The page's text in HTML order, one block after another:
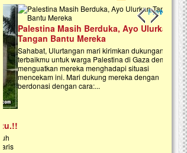
Previous
Next
Palestina Masih Berduka, Ayo Ulurkan
Tangan Bantu Mereka
Sahabat, Ulurtangan mari kirimkan dukungan
terbaikmu untuk warga Palestina di Gaza demi
menguatkan mereka menghadapi situasi
mencekam ini. Mari dukung mereka dengan
berdonasi dengan cara:...
Saat